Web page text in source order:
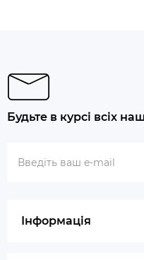
Будьте в курсі всіх
Інформація